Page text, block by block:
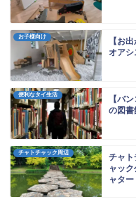
お子様向け
【お
オアシ
便利なタイ生活
【バ
の図書
チャトチャック周辺
チャト
ャッ
ャタ